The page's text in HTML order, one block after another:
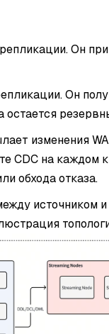
Он
Он
остается
изменения
CDC на каждом
обхода отказа.
источником